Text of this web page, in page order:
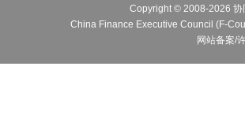
Copyright © 2008-2026 协
China Finance Executive Council (F-
网站备案/